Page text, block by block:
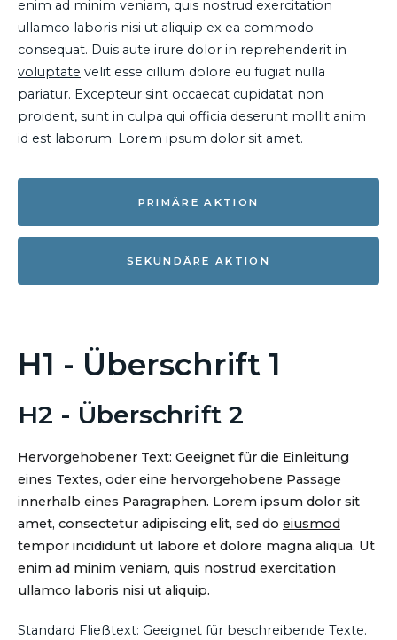
enim ad minim veniam, quis nostrud exercitation
ullamco laboris nisi ut aliquip ex ea commodo
consequat. Duis aute irure dolor in reprehenderit in
voluptate velit esse cillum dolore eu fugiat nulla
pariatur. Excepteur sint occaecat cupidatat non
proident, sunt in culpa qui officia deserunt mollit anim
id est laborum. Lorem ipsum dolor sit amet.
PRIMÄRE AKTION
SEKUNDÄRE AKTION
H1 - Überschrift 1
H2 - Überschrift 2
Hervorgehobener Text: Geeignet für die Einleitung
eines Textes, oder eine hervorgehobene Passage
innerhalb eines Paragraphen. Lorem ipsum dolor sit
amet, consectetur adipiscing elit, sed do eiusmod
tempor incididunt ut labore et dolore magna aliqua. Ut
enim ad minim veniam, quis nostrud exercitation
ullamco laboris nisi ut aliquip.
Standard Fließtext: Geeignet für beschreibende Texte.